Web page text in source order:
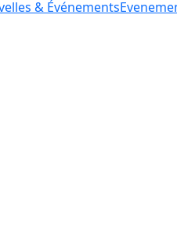
& Événements